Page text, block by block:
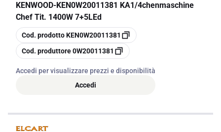
KENWOOD-KEN0W20011381 KA1/4chenmaschine
Chef Tit. 1400W 7+5LEd
copia
Cod. prodottoKEN0W20011381
copia
Cod. produttore0W20011381
Accedi per visualizzare prezzi e disponibilità
Accedi